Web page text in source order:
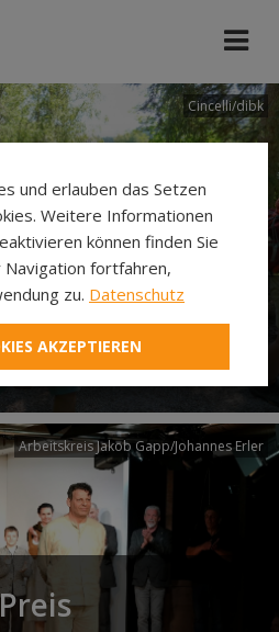
Cincelli/dibk
Via
Arbeitskreis Jakob Gapp/Johannes Erler
und erlauben das Setzen
Weitere Informationen
können finden Sie
Navigation fortfahren,
zu. Datenschutz
AKZEPTIEREN